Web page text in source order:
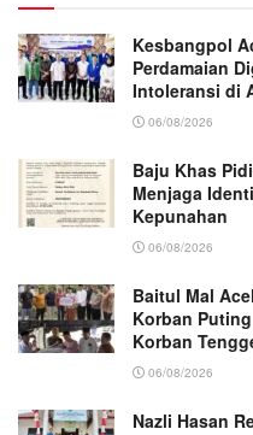
Kesbangpol
Perdamaian
Intoleransi di
06/08/2026
Baju Khas
Menjaga
Kepunahan
06/08/2026
Baitul Mal
Korban
Korban
06/08/2026
Nazli Hasan